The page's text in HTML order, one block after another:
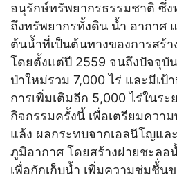
อนุรักษ์ทรัพยากรธรรมชาติ ซึ่
ถึงทรัพยากรทั้งดิน น้ำ อากาศ
ต้นน้ำที่เป็นต้นทางของการสร้
โดยตั้งแต่ปี 2559 จนถึงปัจจุบั
ป่าใหม่รวม 7,000 ไร่ และมีเ
การเพิ่มเติมอีก 5,000 ไร่ในร
กิจกรรมครั้งนี้ เพื่อเตรียมควา
แล้ง ผลกระทบจากเอลนีโญแล
ภูมิอากาศ โดยสร้างฝายชะลอ
เพื่อกักเก็บน้ำ เพิ่มความชุ่มชื้่น